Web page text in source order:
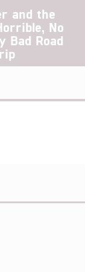
and the
No
Bad Road